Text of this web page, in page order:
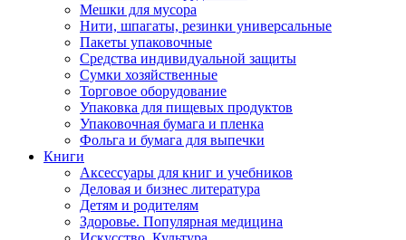
Мешки для мусора
Нити, шпагаты, резинки универсальные
Пакеты упаковочные
Средства индивидуальной защиты
Сумки хозяйственные
Торговое оборудование
Упаковка для пищевых продуктов
Упаковочная бумага и пленка
Фольга и бумага для выпечки
Книги
Аксессуары для книг и учебников
Деловая и бизнес литература
Детям и родителям
Здоровье. Популярная медицина